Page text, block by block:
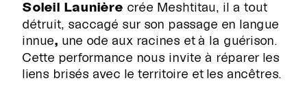
Soleil Launière crée Meshtitau, il a tout
détruit, saccagé sur son passage en langue
innue, une ode aux racines et à la guérison.
Cette performance nous invite à réparer les
liens brisés avec le territoire et les ancêtres.